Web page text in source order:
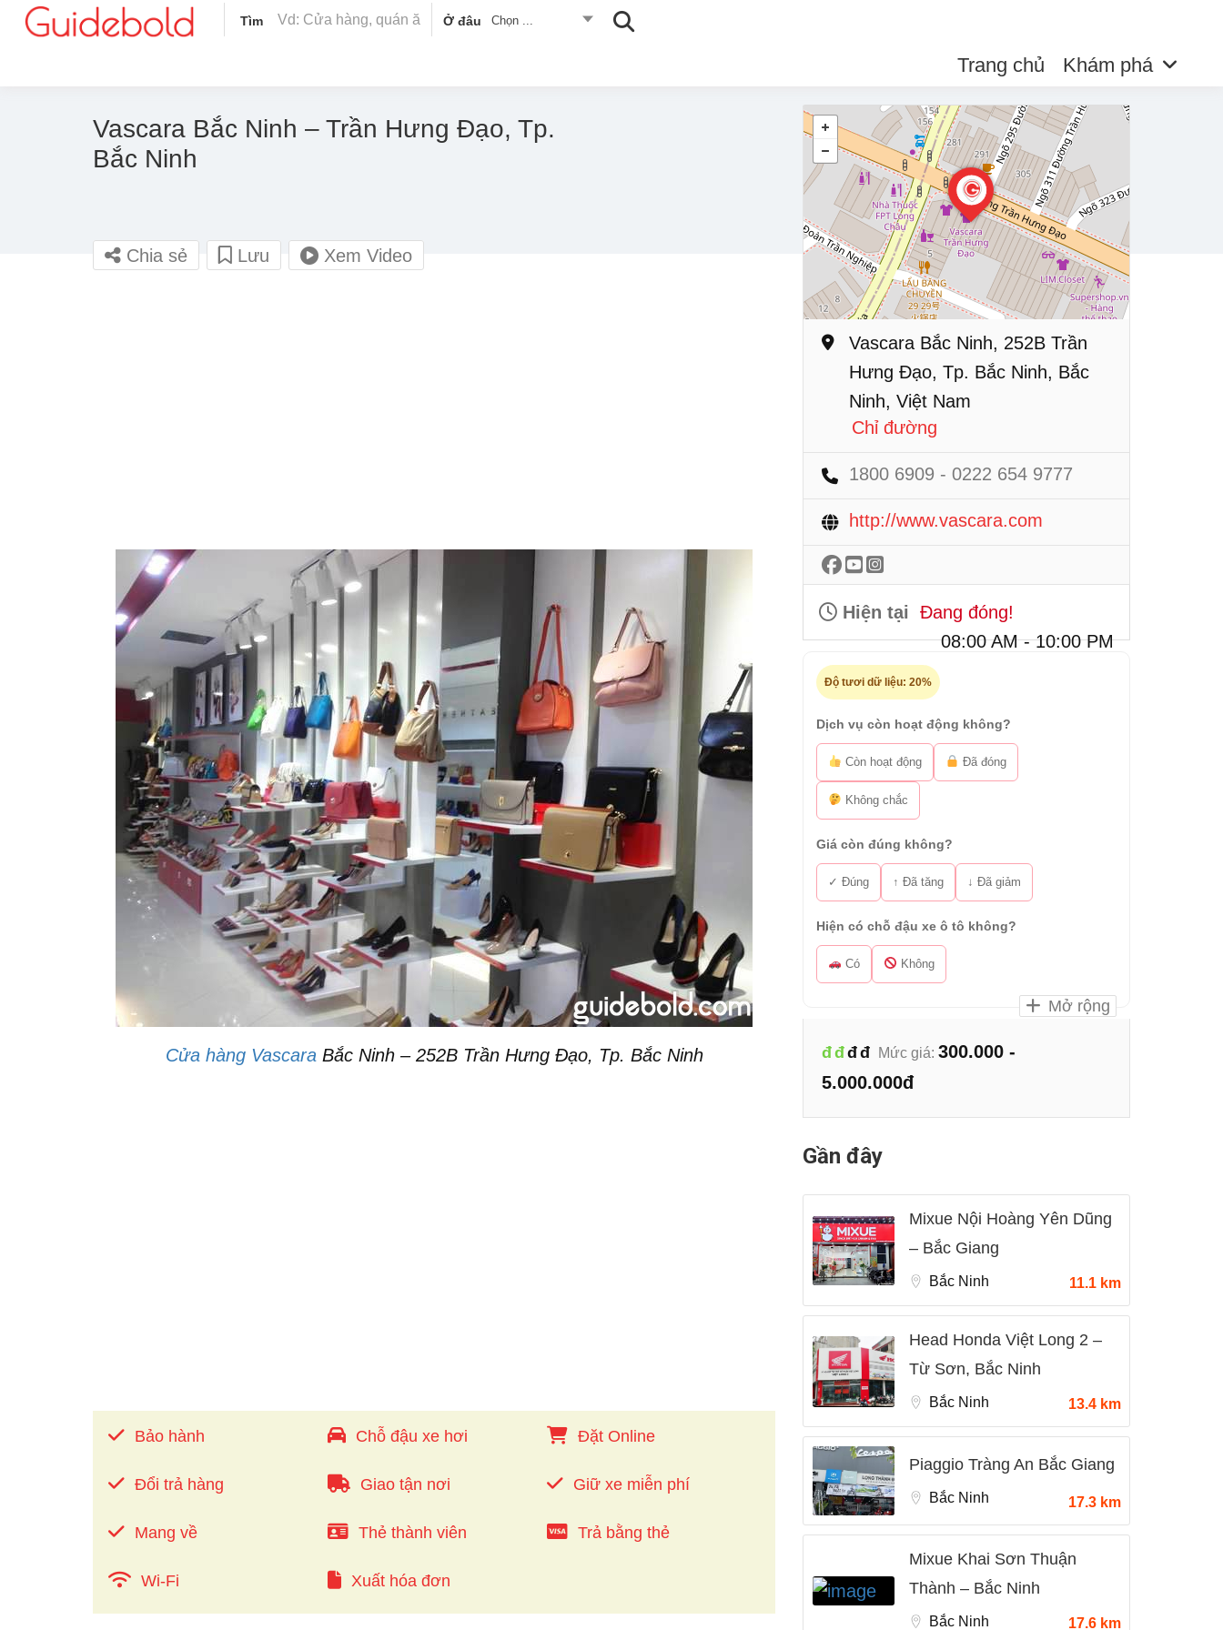
Tìm Ở đâu Chọn ...
Trang chủ Khám phá
Vascara Bắc Ninh – Trần Hưng Đạo, Tp.
Bắc Ninh
Chia sẻ Lưu Xem Video
Cửa hàng VascaraBắc Ninh – 252B Trần Hưng Đạo, Tp. Bắc Ninh
Bảo hành Chỗ đậu xe hơi Đặt Online
Đổi trả hàng Giao tận nơi Giữ xe miễn phí
Mang về Thẻ thành viên Trả bằng thẻ
Wi-Fi Xuất hóa đơn
Vascara Bắc Ninh, 252B Trần
Hưng Đạo, Tp. Bắc Ninh, Bắc
Ninh, Việt Nam
Chỉ đường
1800 6909 - 0222 654 9777
http://www.vascara.com
Hiện tại
Đang đóng!
08:00 AM - 10:00 PM
Độ tươi dữ liệu: 20%
Dịch vụ còn hoạt động không?
Còn hoạt động Đã đóng
Không chắc
Giá còn đúng không?
✓ Đúng ↑ Đã tăng ↓ Đã giảm
Hiện có chỗ đậu xe ô tô không?
Có Không
Mở rộng
đđđđ Mức giá: 300.000 -
5.000.000đ
Gần đây
Mixue Nội Hoàng Yên Dũng
– Bắc Giang
Bắc Ninh 11.1 km
Head Honda Việt Long 2 –
Từ Sơn, Bắc Ninh
Bắc Ninh 13.4 km
Piaggio Tràng An Bắc Giang
Bắc Ninh 17.3 km
Mixue Khai Sơn Thuận
Thành – Bắc Ninh
Bắc Ninh 17.6 km